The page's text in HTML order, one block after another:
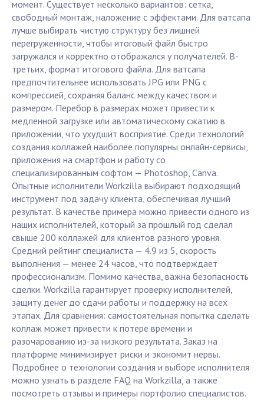
момент. Существует несколько вариантов: сетка,
свободный монтаж, наложение с эффектами. Для ватсапа
лучше выбирать чистую структуру без лишней
перегруженности, чтобы итоговый файл быстро
загружался и корректно отображался у получателей. В-
третьих, формат итогового файла. Для ватсапа
предпочтительнее использовать JPG или PNG с
компрессией, сохраняя баланс между качеством и
размером. Перебор в размерах может привести к
медленной загрузке или автоматическому сжатию в
приложении, что ухудшит восприятие. Среди технологий
создания коллажей наиболее популярны онлайн-сервисы,
приложения на смартфон и работу со
специализированным софтом — Photoshop, Canva.
Опытные исполнители Workzilla выбирают подходящий
инструмент под задачу клиента, обеспечивая лучший
результат. В качестве примера можно привести одного из
наших исполнителей, который за прошлый год сделал
свыше 200 коллажей для клиентов разного уровня.
Средний рейтинг специалиста — 4.9 из 5, скорость
выполнения — менее 24 часов, что подтверждает
профессионализм. Помимо качества, важна безопасность
сделки. Workzilla гарантирует проверку исполнителей,
защиту денег до сдачи работы и поддержку на всех
этапах. Для сравнения: самостоятельная попытка сделать
коллаж может привести к потере времени и
разочарованию из-за низкого результата. Заказ на
платформе минимизирует риски и экономит нервы.
Подробнее о технологии создания и выборе исполнителя
можно узнать в разделе FAQ на Workzilla, а также
посмотреть отзывы и примеры портфолио специалистов.